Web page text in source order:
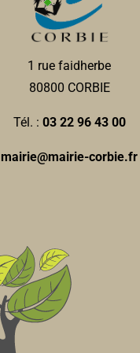
1 rue faidherbe
80800 CORBIE
Tél. : 03 22 96 43 00
mairie@mairie-corbie.fr